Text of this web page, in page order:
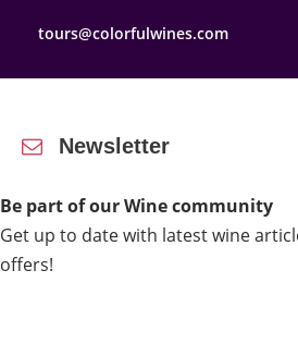
tours@colorfulwines.com
Newsletter
Be part of our Wine community
Get up to date with latest wine
offers!